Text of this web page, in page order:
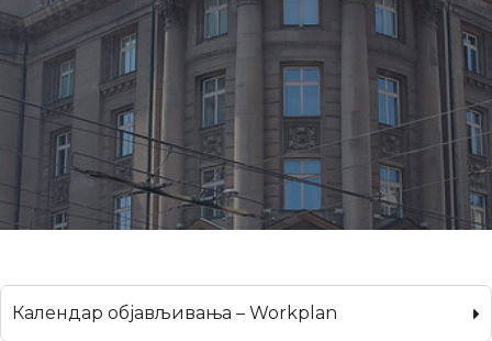
Календар објављивања – Workplan